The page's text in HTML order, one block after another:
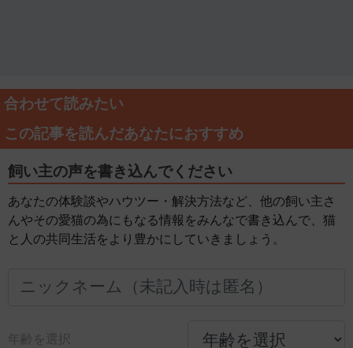
合わせて読みたい
この記事を読んだあなたにおすすめ
飼い主の声を書き込んでください
あなたの体験談やハウツー・解決方法など、他の飼い主さ
んやその愛猫の為にもなる情報をみんなで書き込んで、猫
と人の共同生活をより豊かにしていきましょう。
年齢を選択